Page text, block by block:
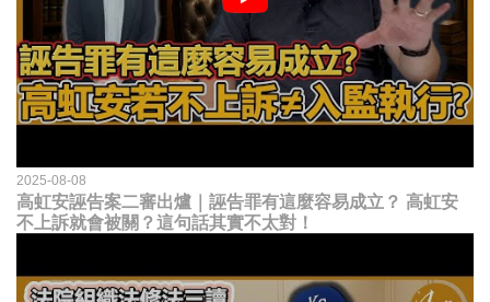
2025-08-08
高虹安誣告案二審出爐｜誣告罪有這麼容易成立？ 高虹安
不上訴就會被關？這句話其實不太對！